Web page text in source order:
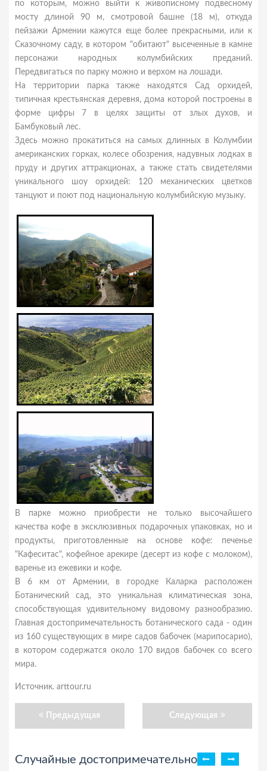
по которым, можно выйти к живописному подвесному
мосту длиной 90 м, смотровой башне (18 м), откуда
пейзажи Армении кажутся еще более прекрасными, или к
Сказочному саду, в котором "обитают" высеченные в камне
персонажи народных колумбийских преданий.
Передвигаться по парку можно и верхом на лошади.
На территории парка также находятся Сад орхидей,
типичная крестьянская деревня, дома которой построены в
форме цифры 7 в целях защиты от злых духов, и
Бамбуковый лес.
Здесь можно прокатиться на самых длинных в Колумбии
американских горках, колесе обозрения, надувных лодках в
пруду и других аттракционах, а также стать свидетелями
уникального шоу орхидей: 120 механических цветков
танцуют и поют под национальную колумбийскую музыку.
В парке можно приобрести не только высочайшего
качества кофе в эксклюзивных подарочных упаковках, но и
продукты, приготовленные на основе кофе: печенье
"Кафеситас", кофейное арекире (десерт из кофе с молоком),
варенье из ежевики и кофе.
В 6 км от Армении, в городке Каларка расположен
Ботанический сад, это уникальная климатическая зона,
способствующая удивительному видовому разнообразию.
Главная достопримечательность ботанического сада - один
из 160 существующих в мире садов бабочек (марипосарио),
в котором содержатся около 170 видов бабочек со всего
мира.
Источник. arttour.ru
Предыдущая Следующая
Случайные достопримечательности